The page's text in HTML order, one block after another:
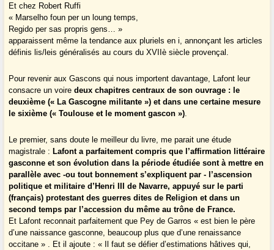
Et chez Robert Ruffi
« Marselho foun per un loung temps,
Regido per sas propris gens… »
apparaissent même la tendance aux pluriels en i, annonçant les articles
définis lis/leis généralisés au cours du XVIIè siècle provençal.
Pour revenir aux Gascons qui nous importent davantage, Lafont leur
consacre un voiredeux chapitres centraux de son ouvrage : le
deuxième (« La Gascogne militante ») et dans une certaine mesure
le sixième (« Toulouse et le moment gascon »).
Le premier, sans doute le meilleur du livre, me parait une étude
magistrale : Lafont a parfaitement compris que l’affirmation littéraire
gasconne et son évolution dans la période étudiée sont à mettre en
parallèle avec -ou tout bonnement s’expliquent par - l’ascension
politique et militaire d’Henri III de Navarre, appuyé sur le parti
(français) protestant des guerres dites de Religion et dans un
second temps par l’accession du même au trône de France.
Et Lafont reconnait parfaitement que Pey de Garros « est bien le père
d’une naissance gasconne, beaucoup plus que d’une renaissance
occitane » . Et il ajoute : « Il faut se défier d’estimations hâtives qui,